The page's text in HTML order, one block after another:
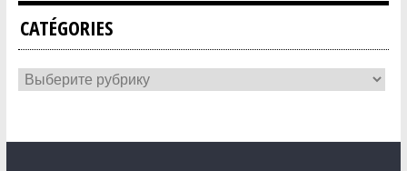
CATÉGORIES